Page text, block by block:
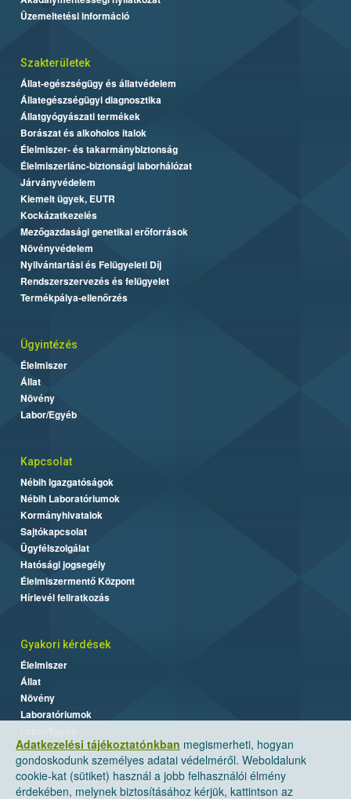
Adatkezelési tájékoztatónkban megismerheti, hogyan
gondoskodunk személyes adatai védelméről. Weboldalunk
cookie-kat (sütiket) használ a jobb felhasználói élmény
érdekében, melynek biztosításához kérjük, kattintson az
Üzemeltetési információ
Szakterületek
Állat-egészségügy és állatvédelem
Állategészségügyi diagnosztika
Állatgyógyászati termékek
Borászat és alkoholos italok
Élelmiszer- és takarmánybiztonság
Élelmiszerlánc-biztonsági laborhálózat
Járványvédelem
Kiemelt ügyek, EUTR
Kockázatkezelés
Mezőgazdasági genetikai erőforrások
Növényvédelem
Nyilvántartási és Felügyeleti Díj
Rendszerszervezés és felügyelet
Termékpálya-ellenőrzés
Ügyintézés
Élelmiszer
Állat
Növény
Labor/Egyéb
Kapcsolat
Nébih Igazgatóságok
Nébih Laboratóriumok
Kormányhivatalok
Sajtókapcsolat
Ügyfélszolgálat
Hatósági jogsegély
Élelmiszermentő Központ
Hírlevél feliratkozás
Gyakori kérdések
Élelmiszer
Állat
Növény
Laboratóriumok